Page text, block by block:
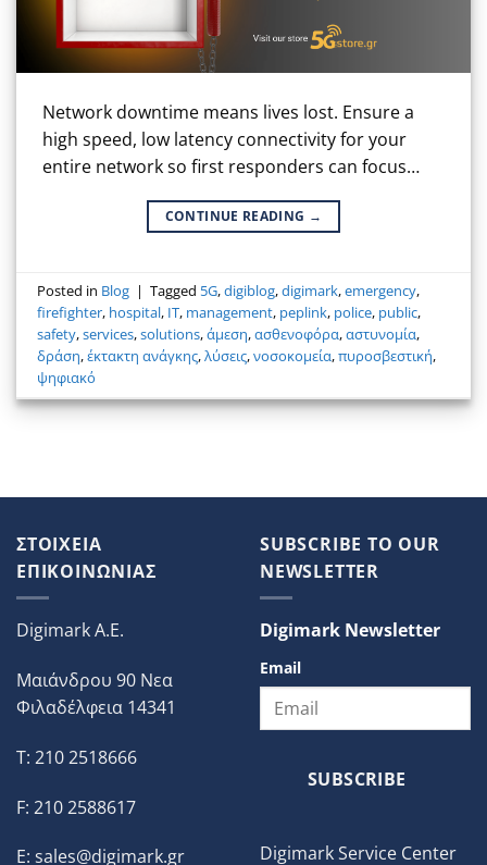
Network downtime means lives lost. Ensure a
high speed, low latency connectivity for your
entire network so first responders can focus…
CONTINUE READING →
Posted in Blog | Tagged 5G,digiblog,digimark,emergency,
firefighter, hospital, IT, management, peplink, police, public,
safety,services,solutions,άμεση,ασθενοφόρα,αστυνομία,
δράση,έκτακτη ανάγκης,λύσεις,νοσοκομεία,πυροσβεστική,
ψηφιακό
ΣΤΟΙΧΕΙΑ
ΕΠΙΚΟΙΝΩΝΙΑΣ
Digimark A.E.
Μαιάνδρου 90 Νεα
Φιλαδέλφεια 14341
T: 210 2518666
F: 210 2588617
E: sales@digimark.gr
SUBSCRIBE TO OUR
NEWSLETTER
Digimark Newsletter
Email
SUBSCRIBE
Digimark Service Center